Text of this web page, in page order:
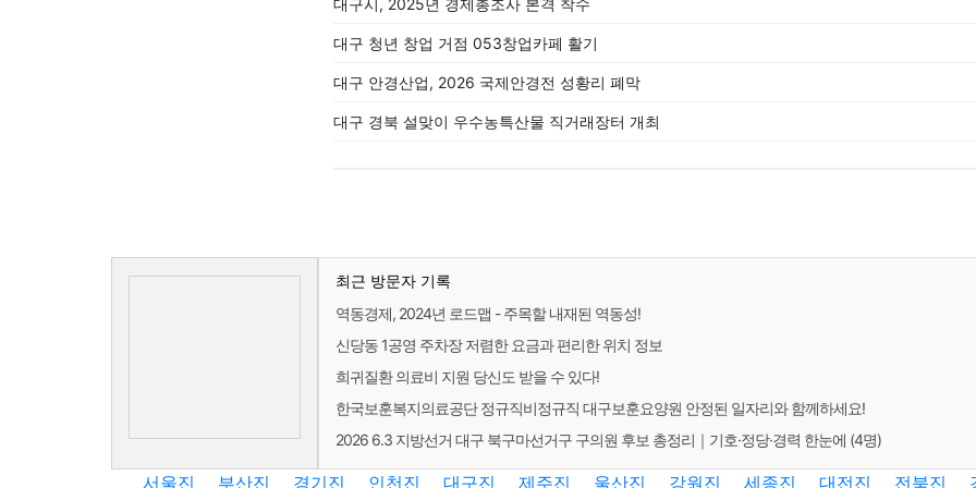
대구시, 2025년 경제총조사 본격 착수
대구 청년 창업 거점 053창업카페 활기
대구 안경산업, 2026 국제안경전 성황리 폐막
대구 경북 설맞이 우수농특산물 직거래장터 개최
최근 방문자 기록
역동경제, 2024년 로드맵 - 주목할 내재된 역동성!
신당동 1공영 주차장 저렴한 요금과 편리한 위치 정보
희귀질환 의료비 지원 당신도 받을 수 있다!
한국보훈복지의료공단 정규직비정규직 대구보훈요양원 안정된 일자리와 함께하세요!
2026 6.3 지방선거 대구 북구마선거구 구의원 후보 총정리｜기호·정당·경력 한눈에 (4명)
서울진 부산진 경기진 인천진 대구진 제주진 울산진 강원진 세종진 대전진 전북진